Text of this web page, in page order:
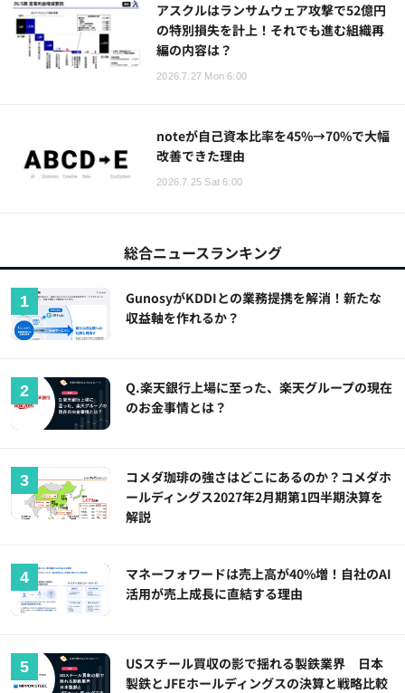
アスクルはランサムウェア攻撃で52億円
の特別損失を計上！それでも進む組織再
編の内容は？
2026.7.27 Mon 6:00
noteが自己資本比率を45%→70%で大幅
改善できた理由
2026.7.25 Sat 6:00
総合ニュースランキング
GunosyがKDDIとの業務提携を解消！新たな
収益軸を作れるか？
Q.楽天銀行上場に至った、楽天グループの現在
のお金事情とは？
コメダ珈琲の強さはどこにあるのか？コメダホ
ールディングス2027年2月期第1四半期決算を
解説
マネーフォワードは売上高が40%増！自社のAI
活用が売上成長に直結する理由
USスチール買収の影で揺れる製鉄業界 日本
製鉄とJFEホールディングスの決算と戦略比較